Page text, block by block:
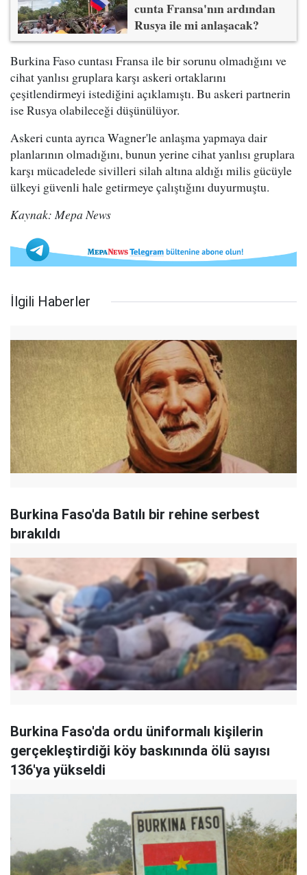
cunta Fransa'nın ardından
Rusya ile mi anlaşacak?
Burkina Faso cuntası Fransa ile bir sorunu olmadığını ve
cihat yanlısı gruplara karşı askeri ortaklarını
çeşitlendirmeyi istediğini açıklamıştı. Bu askeri partnerin
ise Rusya olabileceği düşünülüyor.
Askeri cunta ayrıca Wagner'le anlaşma yapmaya dair
planlarının olmadığını, bunun yerine cihat yanlısı gruplara
karşı mücadelede sivilleri silah altına aldığı milis gücüyle
ülkeyi güvenli hale getirmeye çalıştığını duyurmuştu.
Kaynak: Mepa News
İlgili Haberler
Burkina Faso'da Batılı bir rehine serbest
bırakıldı
Burkina Faso'da ordu üniformalı kişilerin
gerçekleştirdiği köy baskınında ölü sayısı
136'ya yükseldi